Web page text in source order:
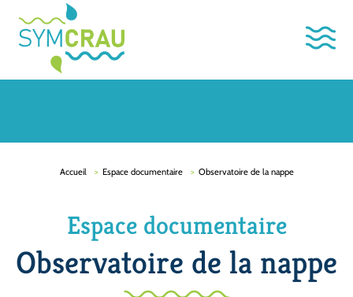
Accueil Espace documentaire Observatoire de la nappe
Espace documentaire
Observatoire de la nappe